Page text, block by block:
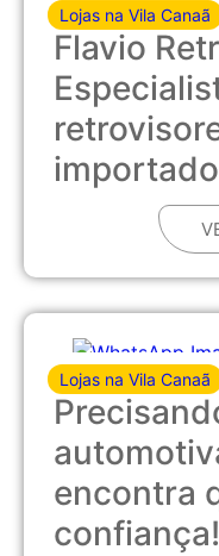
Lojas na Vila Canaã
Flavio
Lojas na Vila Canaã
encontra
confiança!